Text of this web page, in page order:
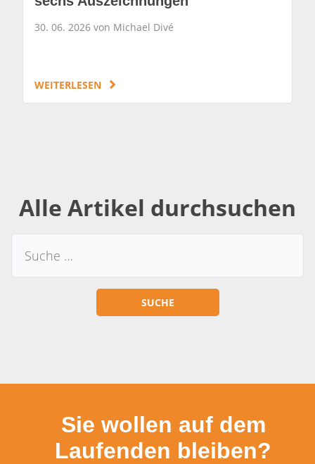
30. 06. 2026 von Michael Divé
WEITERLESEN
Alle Artikel durchsuchen
Sie wollen auf dem
Laufenden bleiben?